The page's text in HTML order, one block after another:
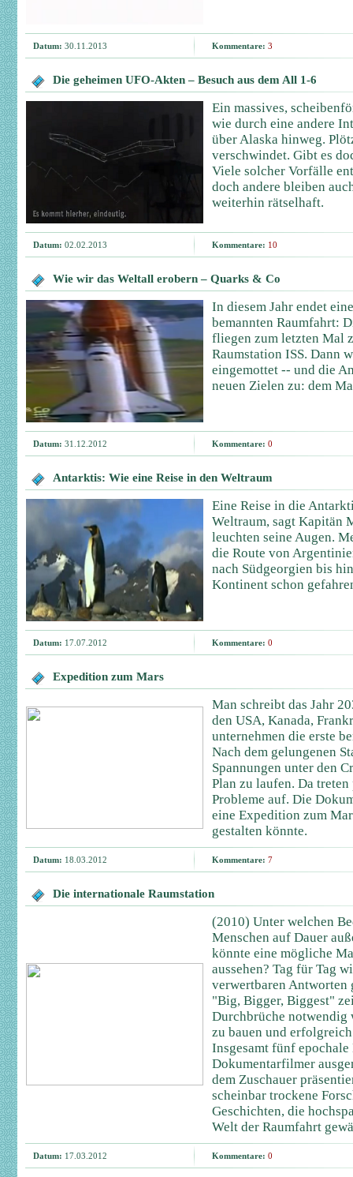
Datum: 30.11.2013 Kommentare: 3
Die geheimen UFO-Akten – Besuch aus dem All 1-6
Ein massives,
wie durch eine andere
über Alaska hinweg.
verschwindet. Gibt es
Viele solcher Vorfälle
doch andere bleiben
weiterhin rätselhaft.
Datum: 02.02.2013 Kommentare: 10
Wie wir das Weltall erobern – Quarks & Co
In diesem Jahr endet
bemannten Raumfahrt:
fliegen zum letzten Mal
Raumstation ISS. Dann
eingemottet -- und die
neuen Zielen zu: dem
Datum: 31.12.2012 Kommentare: 0
Antarktis: Wie eine Reise in den Weltraum
Eine Reise in die
Weltraum, sagt Kapitän
leuchten seine Augen.
die Route von
nach Südgeorgien bis
Kontinent schon
Datum: 17.07.2012 Kommentare: 0
Expedition zum Mars
Man schreibt das Jahr
den USA, Kanada,
unternehmen die erste
Nach dem gelungenen
Spannungen unter den
Plan zu laufen. Da
Probleme auf. Die
eine Expedition zum
gestalten könnte.
Datum: 18.03.2012 Kommentare: 7
Die internationale Raumstation
(2010) Unter welchen
Menschen auf Dauer
könnte eine mögliche
aussehen? Tag für Tag
verwertbaren Antworten
"Big, Bigger, Biggest"
Durchbrüche notwendig
zu bauen und
Insgesamt fünf
Dokumentarfilmer
dem Zuschauer
scheinbar trockene
Geschichten, die
Welt der Raumfahrt
Datum: 17.03.2012 Kommentare: 0